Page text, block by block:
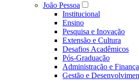
João Pessoa
Institucional
Ensino
Pesquisa e Inovação
Extensão e Cultura
Desafios Acadêmicos
Pós-Graduação
Administração e
Gestão e